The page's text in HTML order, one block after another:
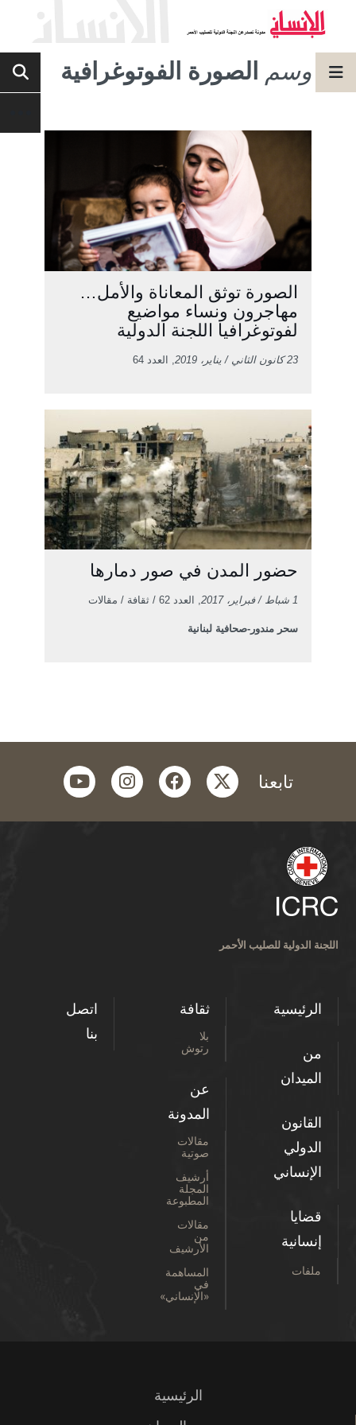
وسم الصورة الفوتوغرافية
الصورة توثق المعاناة والأمل…
مهاجرون ونساء مواضيع
لفوتوغرافيا اللجنة الدولية
23 كانون الثاني / يناير، 2019 , العدد 64
حضور المدن في صور دمارها
1 شباط / فبراير، 2017 , العدد 62 / ثقافة / مقالات
سحر مندور-صحافية لبنانية
تابعنا twitter
facebook
instagram
youtube
اللجنة الدولية للصليب الأحمر
الرئيسية
من
الميدان
القانون
الدولي
الإنساني
قضايا
إنسانية
ملفات
ثقافة
بلا
رتوش
عن
المدونة
مقالات
صوتية
أرشيف
المجلة
المطبوعة
مقالات
من
الأرشيف
المساهمة
في
«الإنساني»
اتصل
بنا
الرئيسية